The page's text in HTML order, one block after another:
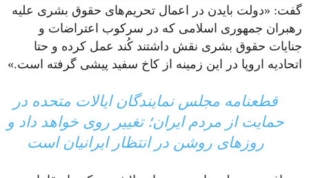
گفت: «دولت بایدن در اعمال تحریم‌های حقوق بشری علیه
رهبران جمهوری اسلامی که در سرکوب اعتراضات و
جنایات حقوق بشری نقش داشتند کُند عمل کرده و حتا
اتحادیه اروپا در این زمینه از کاخ سفید پیشی گرفته است.»
قطعنامه مجلس نمایندگان ایالات متحده در
حمایت از مردم ایران؛ تغییر روی خواهد داد و
روزهای روشن در انتظار ایرانیان است